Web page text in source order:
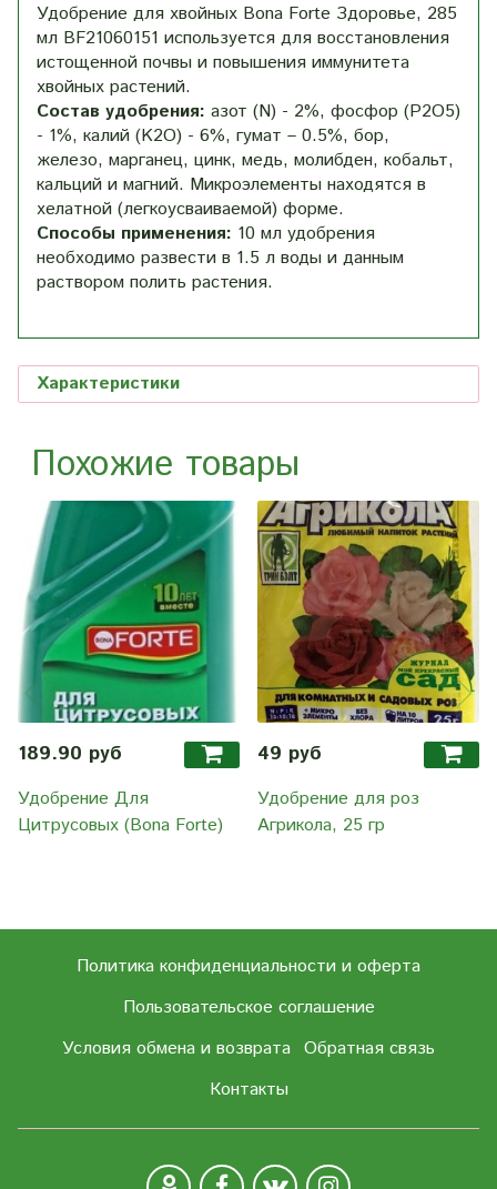
Удобрение для хвойных Bona Forte Здоровье, 285
мл BF21060151 используется для восстановления
истощенной почвы и повышения иммунитета
хвойных растений.
Состав удобрения: азот (N) - 2%, фосфор (P2O5)
- 1%, калий (K2O) - 6%, гумат – 0.5%, бор,
железо, марганец, цинк, медь, молибден, кобальт,
кальций и магний. Микроэлементы находятся в
хелатной (легкоусваиваемой) форме.
Способы применения: 10 мл удобрения
необходимо развести в 1.5 л воды и данным
раствором полить растения.
Характеристики
Похожие товары
189.90 руб
Удобрение Для
Цитрусовых (Bona Forte)
49 руб
Удобрение для роз
Агрикола, 25 гр
Политика конфиденциальности и оферта
Пользовательское соглашение
Условия обмена и возврата Обратная связь
Контакты